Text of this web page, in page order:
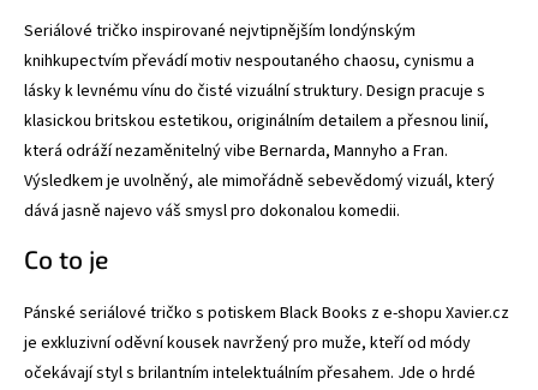
Seriálové tričko inspirované nejvtipnějším londýnským
knihkupectvím převádí motiv nespoutaného chaosu, cynismu a
lásky k levnému vínu do čisté vizuální struktury. Design pracuje s
klasickou britskou estetikou, originálním detailem a přesnou linií,
která odráží nezaměnitelný vibe Bernarda, Mannyho a Fran.
Výsledkem je uvolněný, ale mimořádně sebevědomý vizuál, který
dává jasně najevo váš smysl pro dokonalou komedii.
Co to je
Pánské seriálové tričko s potiskem Black Books z e-shopu Xavier.cz
je exkluzivní oděvní kousek navržený pro muže, kteří od módy
očekávají styl s brilantním intelektuálním přesahem. Jde o hrdé